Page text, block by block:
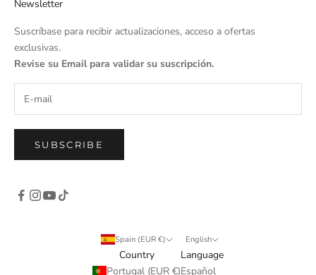
Newsletter
Suscríbase para recibir actualizaciones, acceso a ofertas
exclusivas.
Revise su Email para validar su suscripción.
SUBSCRIBE
Spain (EUR €)
Country
Portugal (EUR €)
English
Language
Español